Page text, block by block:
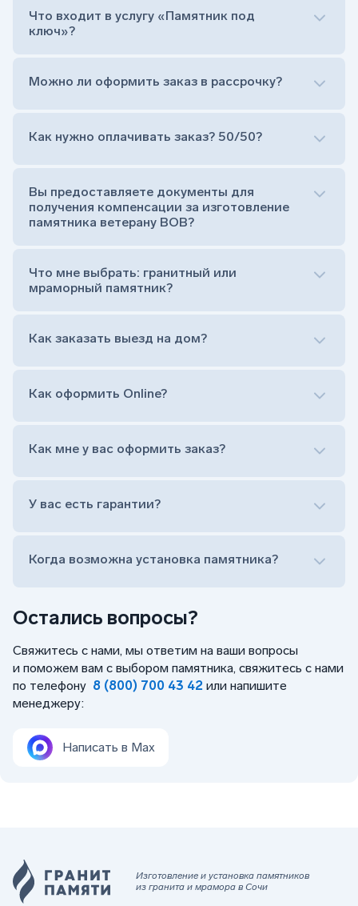
Остались вопросы?
Свяжитесь с нами, мы ответим на ваши вопросы
и поможем вам с выбором памятника, свяжитесь с нами
по телефону 8 (800) 700 43 42 или напишите
менеджеру:
Написать в Max
Что входит в услугу «Памятник под
ключ»?
Сам комплект памятника:
Тумба (постамент, на который при помощи
штыря устанавливается стела)
Цветник (обрамление могилки, бывает, что
Обработка и сверловка комплекта
Расположение символа веры (крестик или
на символ веры или вовсе портрет не рисовать)
прописной)
Можно ли оформить заказ в рассрочку?
Как нужно оплачивать заказ? 50/50?
Вы предоставляете документы для
получения компенсации за изготовление
памятника ветерану ВОВ?
Что мне выбрать: гранитный или
мраморный памятник?
Как заказать выезд на дом?
Оформить заказ удаленно (online)
Заказать бесплатный выезд менеджера на дом
Как оформить Online?
Оформить заказ удаленно (online)
Заказать бесплатный выезд менеджера на дом
Как мне у вас оформить заказ?
У вас есть гарантии?
Когда возможна установка памятника?
Изготовление и установка памятников
из гранита и мрамора в Сочи